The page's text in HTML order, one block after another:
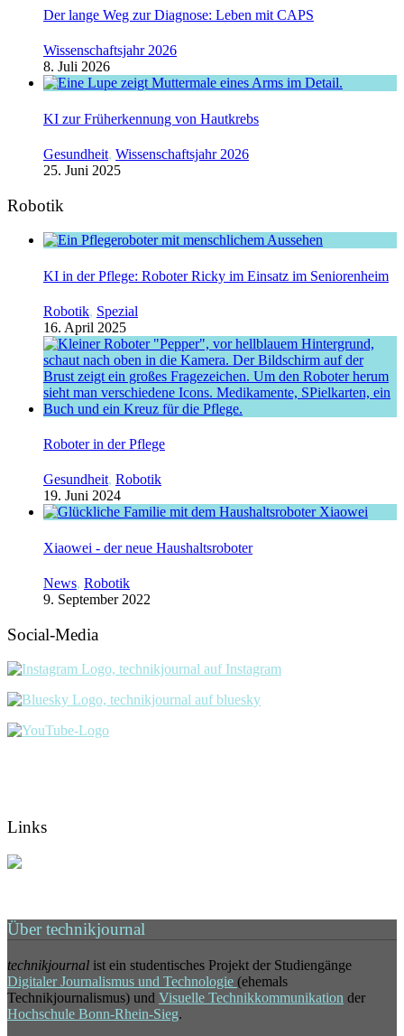
Der lange Weg zur Diagnose: Leben mit CAPS
Wissenschaftsjahr 2026
8. Juli 2026
KI zur Früherkennung von Hautkrebs
Gesundheit, Wissenschaftsjahr 2026
25. Juni 2025
Robotik
KI in der Pflege: Roboter Ricky im Einsatz im Seniorenheim
Robotik, Spezial
16. April 2025
Roboter in der Pflege
Gesundheit, Robotik
19. Juni 2024
Xiaowei - der neue Haushaltsroboter
News, Robotik
9. September 2022
Social-Media
Links
Über technikjournal
technikjournal ist ein studentisches Projekt der Studiengänge
Digitaler Journalismus und Technologie (ehemals
Technikjournalismus) und Visuelle Technikkommunikation der
Hochschule Bonn-Rhein-Sieg.